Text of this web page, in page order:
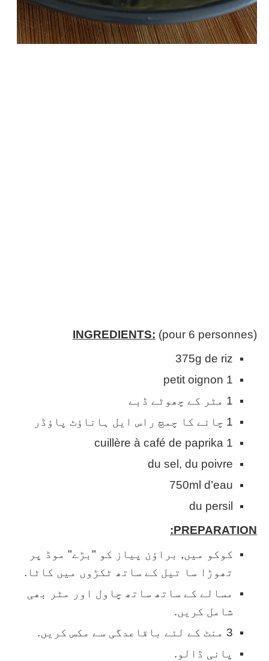
INGREDIENTS: (pour 6 personnes)
375g de riz
1 petit oignon
1 مٹر کے چھوٹے ڈبے
1 چائے کا چمچ راس ایل ہاناؤٹ پاؤڈر
1 cuillère à café de paprika
du sel, du poivre
750ml d’eau
du persil
PREPARATION:
کوکو میں, براؤن پیاز کو "بڑے" موڈ پر
تھوڑا سا تیل کے ساتھ ٹکڑوں میں کاٹا.
مسالے کے ساتھ ساتھ چاول اور مٹر بھی
شامل کریں.
3 منٹ کے لئے باقاعدگی سے مکس کریں.
پانی ڈالو.